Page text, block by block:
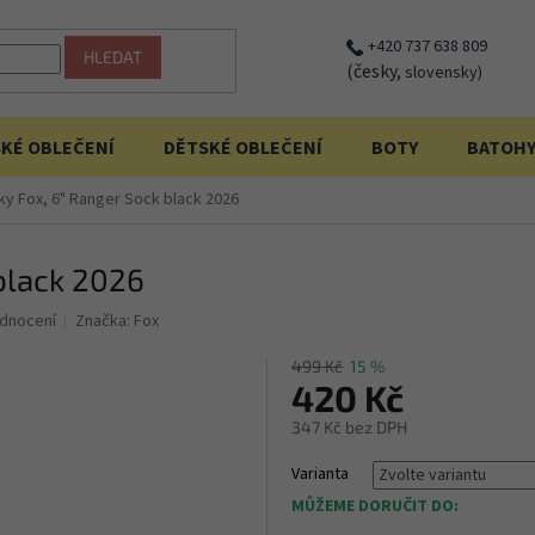
HLEDAT +420 737 638 809
(česky, slovensky)
OBLEČENÍ DĚTSKÉ OBLEČENÍ BOTY BATOHY
Fox, 6" Ranger Sock black 2026
2026
Značka: Fox
499 Kč 15 %
420 Kč
347 Kč bez DPH
cena:
Varianta
MŮŽEME DORUČIT DO: